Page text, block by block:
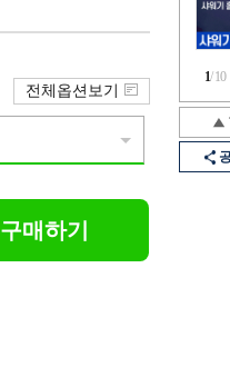
1/10
전체옵션보기
구매하기